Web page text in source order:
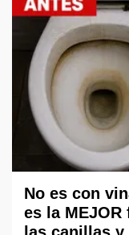
No es con
es la